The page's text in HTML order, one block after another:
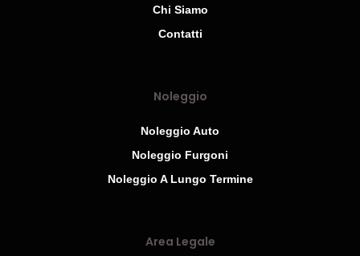
Chi Siamo
Contatti
Noleggio
Noleggio Auto
Noleggio Furgoni
Noleggio A Lungo Termine
Area Legale